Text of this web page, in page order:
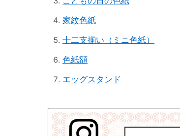
家紋色紙
十二支揃い（ミニ色紙）
色紙額
エッグスタンド